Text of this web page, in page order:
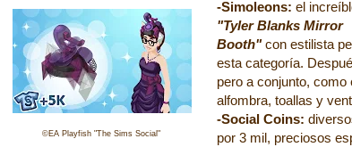
©EA Playfish "The Sims Social"
-Simoleons: el
"Tyler Blanks Mirror
Booth"con estilista
esta categoría.
pero a conjunto, como
alfombra, toallas y
-Social Coins:
por 3 mil, preciosos